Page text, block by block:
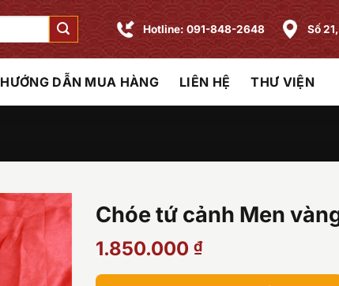
Hotline: 091-848-2648 Số
HƯỚNG DẪN MUA HÀNG LIÊN HỆ THƯ VIỆN
Chóe tứ cảnh Men
1.850.000 ₫